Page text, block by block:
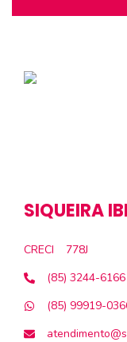
SIQUEIRA
CRECI
778J
(85) 3244-6166
(85) 99919-